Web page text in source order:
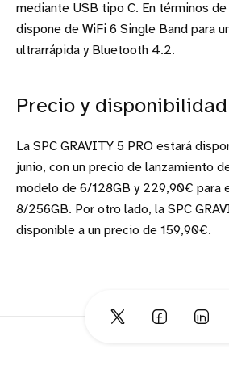
mediante USB tipo C. En términos
dispone de WiFi 6 Single Band para
ultrarrápida y Bluetooth 4.2.
Precio y disponibilidad
La SPC GRAVITY 5 PRO estará
junio, con un precio de lanzamiento
modelo de 6/128GB y 229,90€ para
8/256GB. Por otro lado, la SPC
disponible a un precio de 159,90€.